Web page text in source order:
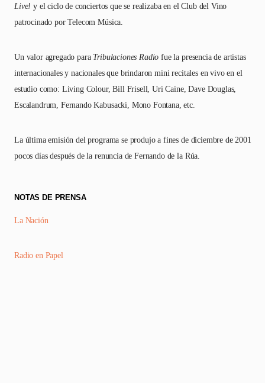
Live! y el ciclo de conciertos que se realizaba en el Club del Vino
patrocinado por Telecom Música.
Un valor agregado para Tribulaciones Radio fue la presencia de artistas
internacionales y nacionales que brindaron mini recitales en vivo en el
estudio como: Living Colour, Bill Frisell, Uri Caine, Dave Douglas,
Escalandrum, Fernando Kabusacki, Mono Fontana, etc.
La última emisión del programa se produjo a fines de diciembre de 2001
pocos días después de la renuncia de Fernando de la Rúa.
NOTAS DE PRENSA
La Nación
Radio en Papel